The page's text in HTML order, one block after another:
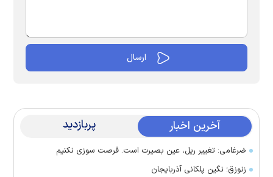
آخرین اخبار پربازدید
ضرغامی: تغییر ریل، عین بصیرت است. فرصت سوزی نکنیم
زنوزق؛ نگین پلکانی آذربایجان